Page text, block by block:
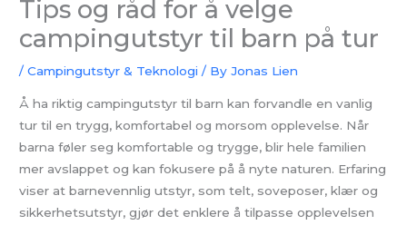
Tips og råd for å velge
campingutstyr til barn på tur
/Campingutstyr & Teknologi / ByJonas Lien
Å ha riktig campingutstyr til barn kan forvandle en vanlig
tur til en trygg, komfortabel og morsom opplevelse. Når
barna føler seg komfortable og trygge, blir hele familien
mer avslappet og kan fokusere på å nyte naturen. Erfaring
viser at barnevennlig utstyr, som telt, soveposer, klær og
sikkerhetsutstyr, gjør det enklere å tilpasse opplevelsen